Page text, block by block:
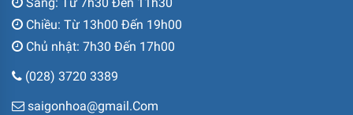
Chiều: Từ 13h00 Đến 19h00
Chủ nhật: 7h30 Đến 17h00
(028) 3720 3389
saigonhoa@gmail.Com